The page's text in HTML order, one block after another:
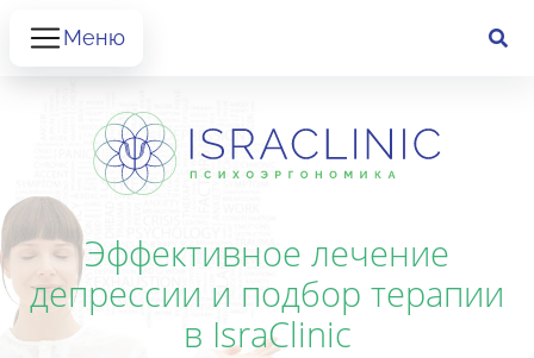
Меню
Эффективное лечение
депрессии и подбор терапии
в IsraClinic